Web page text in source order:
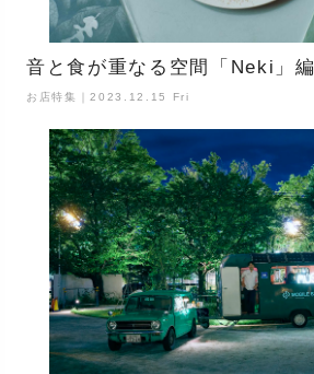
音と食が重なる空間「Neki」編
お店特集｜2023.12.15 Fri